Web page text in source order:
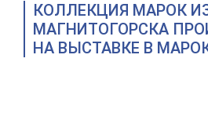
КОЛЛЕКЦИЯ МАРОК
МАГНИТОГОРСКА
НА ВЫСТАВКЕ В